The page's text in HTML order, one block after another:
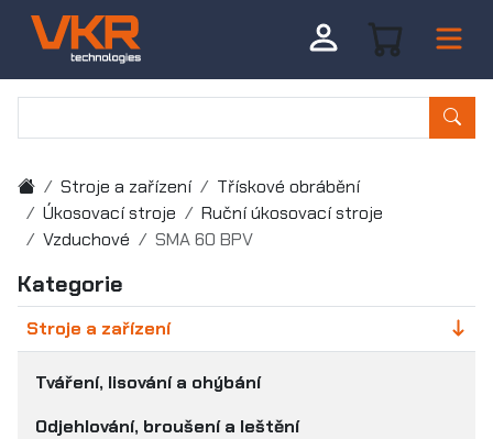
Stroje a zařízení
Třískové obrábění
Úkosovací stroje
Ruční úkosovací stroje
Vzduchové
SMA 60 BPV
Kategorie
Stroje a zařízení
Tváření, lisování a ohýbání
Odjehlování, broušení a leštění